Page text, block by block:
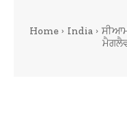
Home India